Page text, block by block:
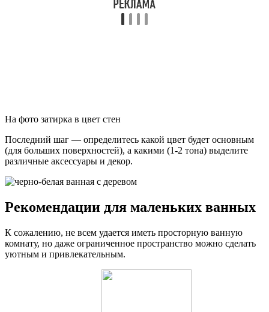
На фото затирка в цвет стен
Последний шаг — определитесь какой цвет будет основным
(для больших поверхностей), а какими (1-2 тона) выделите
различные аксессуары и декор.
Рекомендации для маленьких ванных
К сожалению, не всем удается иметь просторную ванную
комнату, но даже ограниченное пространство можно сделать
уютным и привлекательным.